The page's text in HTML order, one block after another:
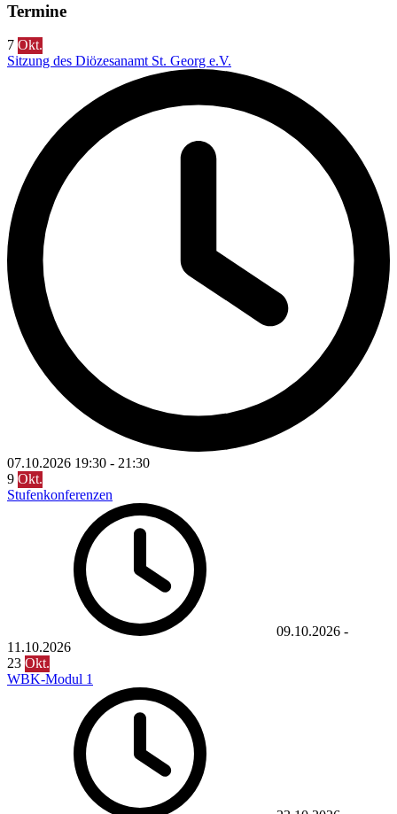
Termine
7 Okt.
Sitzung des Diözesanamt St. Georg e.V.
07.10.2026 19:30 - 21:30
9 Okt.
Stufenkonferenzen
09.10.2026 -
11.10.2026
23 Okt.
WBK-Modul 1